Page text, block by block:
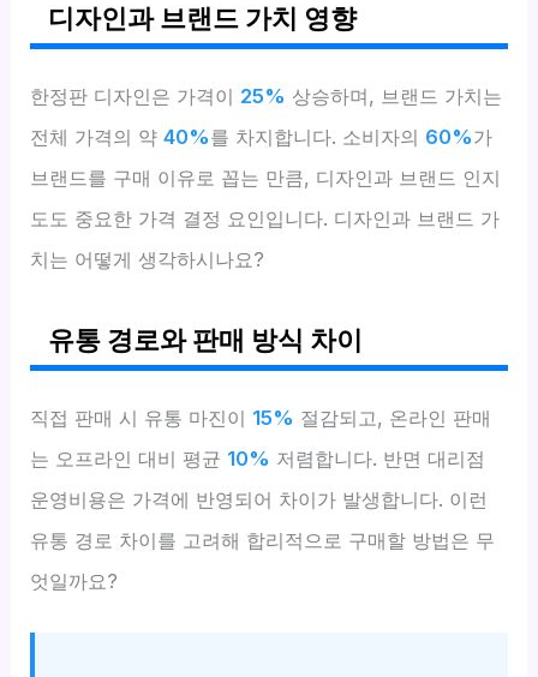
디자인과 브랜드 가치 영향
한정판 디자인은 가격이 25% 상승하며, 브랜드 가치는
전체 가격의 약40%를 차지합니다. 소비자의 60%가
브랜드를 구매 이유로 꼽는 만큼, 디자인과 브랜드 인지
도도 중요한 가격 결정 요인입니다. 디자인과 브랜드 가
치는 어떻게 생각하시나요?
유통 경로와 판매 방식 차이
직접 판매 시 유통 마진이 15% 절감되고, 온라인 판매
는 오프라인 대비 평균 10% 저렴합니다. 반면 대리점
운영비용은 가격에 반영되어 차이가 발생합니다. 이런
유통 경로 차이를 고려해 합리적으로 구매할 방법은 무
엇일까요?